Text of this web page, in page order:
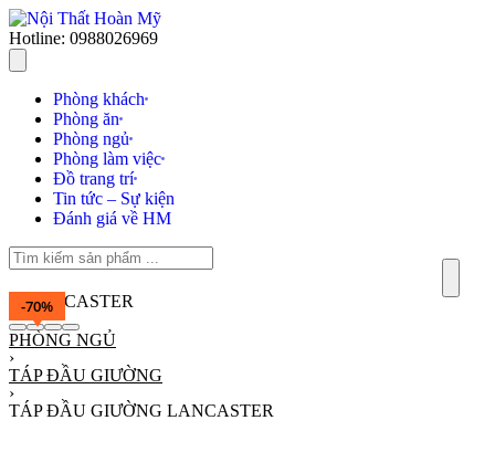
Hotline: 0988026969
Phòng khách
Phòng ăn
Phòng ngủ
Phòng làm việc
Đồ trang trí
Tin tức – Sự kiện
Đánh giá về HM
-70%
PHÒNG NGỦ
›
TÁP ĐẦU GIƯỜNG
›
TÁP ĐẦU GIƯỜNG LANCASTER